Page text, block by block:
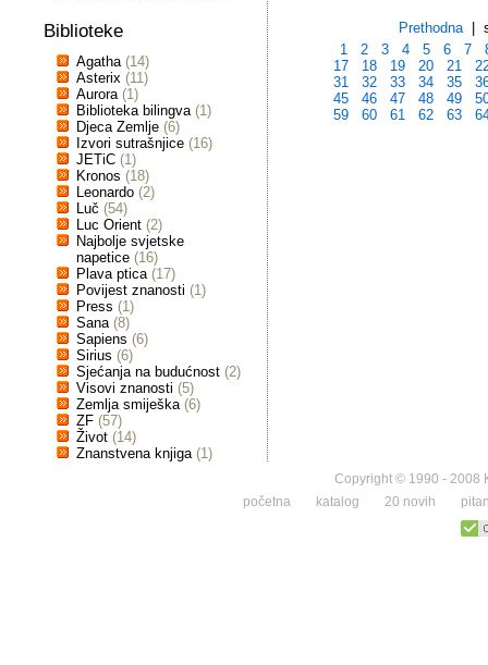
Biblioteke
Agatha (14)
Asterix (11)
Aurora (1)
Biblioteka bilingva (1)
Djeca Zemlje (6)
Izvori sutrašnjice (16)
JETiC (1)
Kronos (18)
Leonardo (2)
Luč (54)
Luc Orient (2)
Najbolje svjetske
napetice (16)
Plava ptica (17)
Povijest znanosti (1)
Press (1)
Sana (8)
Sapiens (6)
Sirius (6)
Sjećanja na budućnost (2)
Visovi znanosti (5)
Zemlja smiješka (6)
ZF (57)
Život (14)
Znanstvena knjiga (1)
Prethodna|
1
2 3 4 5 6 7
17
18 19 20 21
31
32 33 34 35
45
46 47 48 49
59
60 61 62 63
Copyright © 1990 - 2008
početna
katalog 20 novih